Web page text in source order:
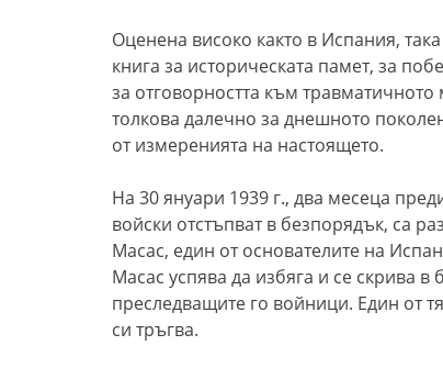
Оценена високо както в Испания,
книга за историческата памет, за
за отговорността към
толкова далечно за днешното
от измеренията на настоящето.
На 30 януари 1939 г., два месеца
войски отстъпват в безпорядък, са
Масас, един от основателите на
Масас успява да избяга и се скрива в
преследващите го войници. Един от
си тръгва.